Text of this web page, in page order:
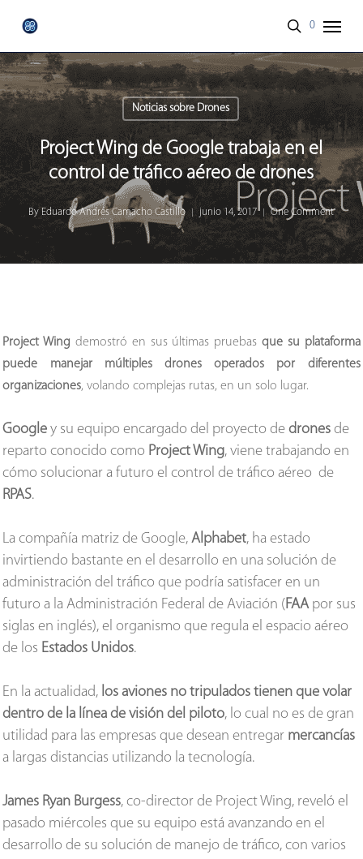
main
content
search
0
Noticias sobre Drones
Project Wing de Google trabaja en el
control de tráfico aéreo de drones
By Eduardo Andrés Camacho Castillo junio 14, 2017 One Comment
Project Wing demostró en sus últimas pruebas que su plataforma
puede manejar múltiples drones operados por diferentes
organizaciones, volando complejas rutas, en un solo lugar.
Google y su equipo encargado del proyecto dedrones de
reparto conocido como Project Wing, viene trabajando en
cómo solucionar a futuro el control de tráfico aéreo de
RPAS.
La compañía matriz de Google,Alphabet, ha estado
invirtiendo bastante en el desarrollo en una solución de
administración del tráfico que podría satisfacer en un
futuro a la Administración Federal de Aviación (FAApor sus
siglas en inglés), el organismo que regula el espacio aéreo
de los Estados Unidos.
En la actualidad, los aviones no tripulados tienen que volar
dentro de la línea de visión del piloto, lo cual no es de gran
utilidad para las empresas que desean entregar mercancías
a largas distancias utilizando la tecnología.
James Ryan Burgess, co-director de Project Wing, reveló el
pasado miércoles que su equipo está avanzando en el
desarrollo de su solución de manejo de tráfico, con varios